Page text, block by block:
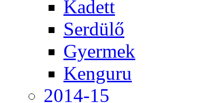
Kadett
Serdülő
Gyermek
Kenguru
2014-15